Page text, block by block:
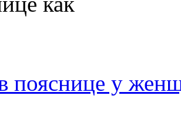
пояснице у